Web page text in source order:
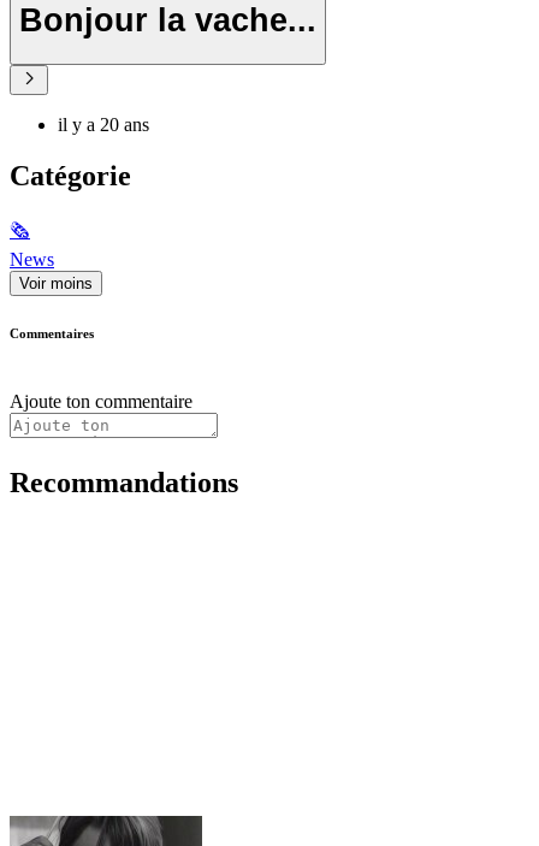
Bonjour la vache...
il y a 20 ans
Catégorie
🗞
News
Voir moins
Commentaires
Ajoute ton commentaire
Recommandations